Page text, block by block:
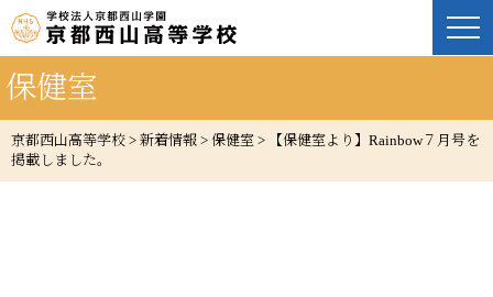
保健室
京都西山高等学校 > 新着情報 > 保健室 >
【保健室より】Rainbow７月号を
掲載しました。